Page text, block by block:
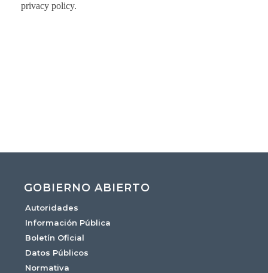
privacy policy.
GOBIERNO ABIERTO
Autoridades
Información Pública
Boletín Oficial
Datos Públicos
Normativa